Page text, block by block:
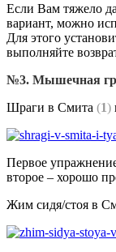
Если Вам тяжело
вариант, можно
Для этого
выполняйте
№3. Мышечная
Шраги в Смита (1)
Первое
второе – хорошо
Жим сидя/стоя в